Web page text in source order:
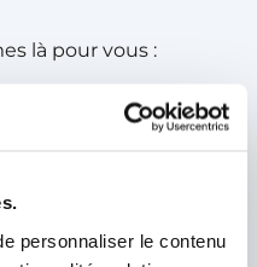
personnaliser le contenu
là pour vous :
les